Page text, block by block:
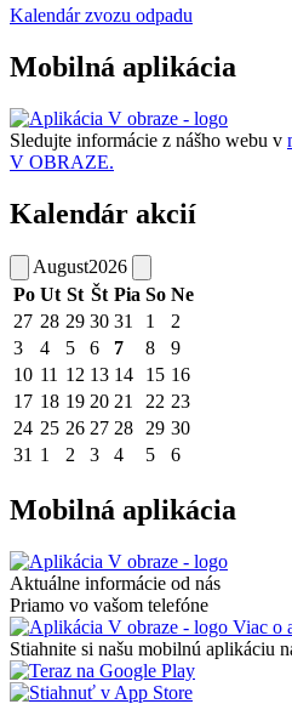
Kalendár zvozu odpadu
Mobilná aplikácia
Sledujte informácie z nášho webu v
V OBRAZE.
Kalendár akcií
August2026
Po Ut St Št Pia So Ne
27 28 29 30 31 1
2
3
4 5 6 7 8
9
10 11 12 13 14 15 16
17 18 19 20 21 22 23
24 25 26 27 28 29 30
31 1 2 3 4 5 6
Mobilná aplikácia
Aktuálne informácie od nás
Priamo vo vašom telefóne
Viac o
Stiahnite si našu mobilnú aplikáciu